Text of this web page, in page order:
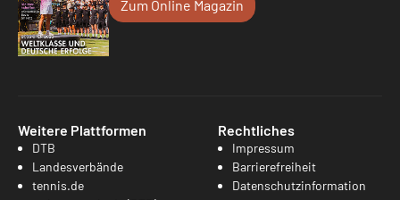
Zum Online Magazin
Weitere Plattformen
DTB
Landesverbände
tennis.de
Rechtliches
Impressum
Barrierefreiheit
Datenschutzinformation